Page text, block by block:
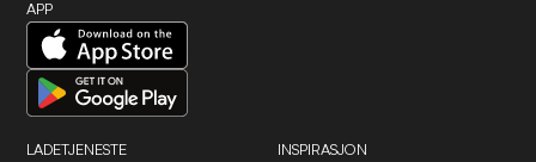
APP
LADETJENESTE INSPIRASJON